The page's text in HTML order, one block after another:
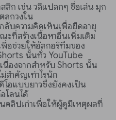
สิก เช่น วลีแปลกๆ ชื่อเล่น มุก
ลกวงใน
ลับความคิดเห็นเพื่อยืดอายุ
ที่สร้างเนื้อหาอื่นเพิ่มเติม
อช่วยให้อัลกอริทึมของ
นั้นทั่ว YouTube
นื่องจากสำหรับ Shorts นั้น
สำคัญเท่าไรนัก
ดีโอแบบยาวซึ่งยังคงเป็น
โลนได้
คลิปเก่าเพื่อให้ผู้ดูมีเหตุผลที่